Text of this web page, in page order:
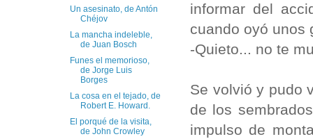
informar del
cuando oyó unos
-Quieto... no te
Se volvió y pudo
de los
impulso de
Un asesinato, de Antón
Chéjov
La mancha indeleble,
de Juan Bosch
Funes el memorioso,
de Jorge Luis
Borges
La cosa en el tejado, de
Robert E. Howard.
El porqué de la visita,
de John Crowley